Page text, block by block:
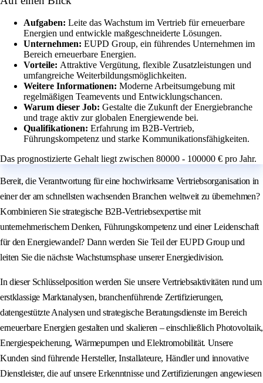
Aufgaben: Leite das Wachstum im Vertrieb für erneuerbare
Energien und entwickle maßgeschneiderte Lösungen.
Unternehmen: EUPD Group, ein führendes Unternehmen im
Bereich erneuerbare Energien.
Vorteile: Attraktive Vergütung, flexible Zusatzleistungen und
umfangreiche Weiterbildungsmöglichkeiten.
Weitere Informationen: Moderne Arbeitsumgebung mit
regelmäßigen Teamevents und Entwicklungschancen.
Warum dieser Job: Gestalte die Zukunft der Energiebranche
und trage aktiv zur globalen Energiewende bei.
Qualifikationen: Erfahrung im B2B-Vertrieb,
Führungskompetenz und starke Kommunikationsfähigkeiten.
Das prognostizierte Gehalt liegt zwischen 80000 - 100000 € pro Jahr.
Bereit, die Verantwortung für eine hochwirksame Vertriebsorganisation in
einer der am schnellsten wachsenden Branchen weltweit zu übernehmen?
Kombinieren Sie strategische B2B-Vertriebsexpertise mit
unternehmerischem Denken, Führungskompetenz und einer Leidenschaft
für den Energiewandel? Dann werden Sie Teil der EUPD Group und
leiten Sie die nächste Wachstumsphase unserer Energiedivision.
In dieser Schlüsselposition werden Sie unsere Vertriebsaktivitäten rund um
erstklassige Marktanalysen, branchenführende Zertifizierungen,
datengestützte Analysen und strategische Beratungsdienste im Bereich
erneuerbare Energien gestalten und skalieren – einschließlich Photovoltaik,
Energiespeicherung, Wärmepumpen und Elektromobilität. Unsere
Kunden sind führende Hersteller, Installateure, Händler und innovative
Dienstleister, die auf unsere Erkenntnisse und Zertifizierungen angewiesen